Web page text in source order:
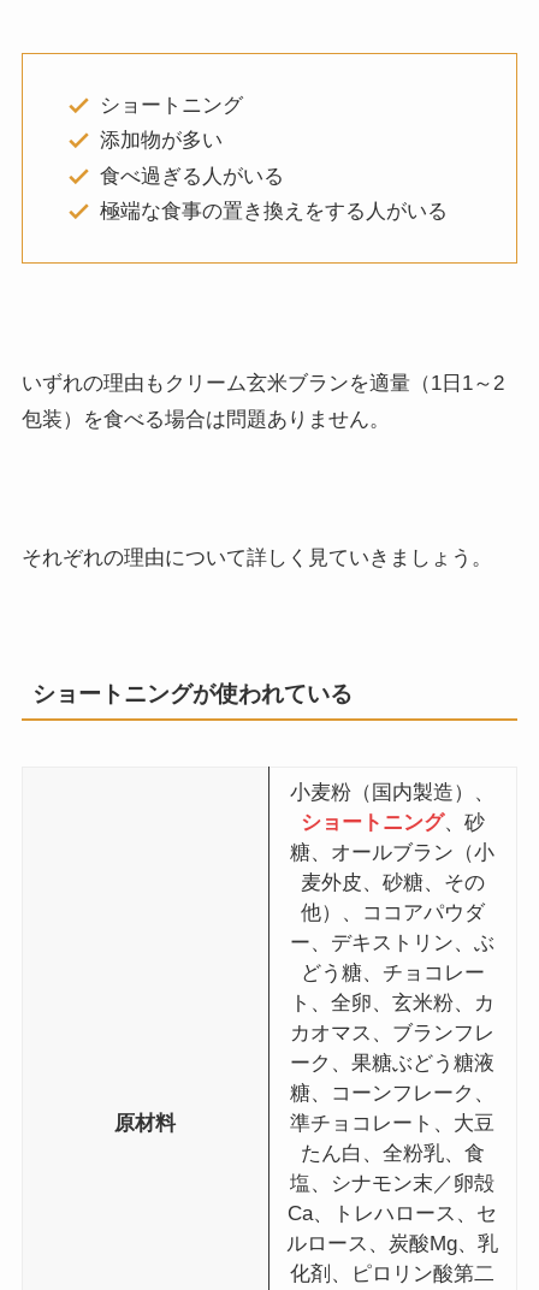
ショートニング
添加物が多い
食べ過ぎる人がいる
極端な食事の置き換えをする人がいる
いずれの理由もクリーム玄米ブランを適量（1日1～2
包装）を食べる場合は問題ありません。
それぞれの理由について詳しく見ていきましょう。
ショートニングが使われている
原材料
小麦粉（国内製造）、
ショートニング、砂
糖、オールブラン（小
麦外皮、砂糖、その
他）、ココアパウダ
ー、デキストリン、ぶ
どう糖、チョコレー
ト、全卵、玄米粉、カ
カオマス、ブランフレ
ーク、果糖ぶどう糖液
糖、コーンフレーク、
準チョコレート、大豆
たん白、全粉乳、食
塩、シナモン末／卵殻
Ca、トレハロース、セ
ルロース、炭酸Mg、乳
化剤、ピロリン酸第二